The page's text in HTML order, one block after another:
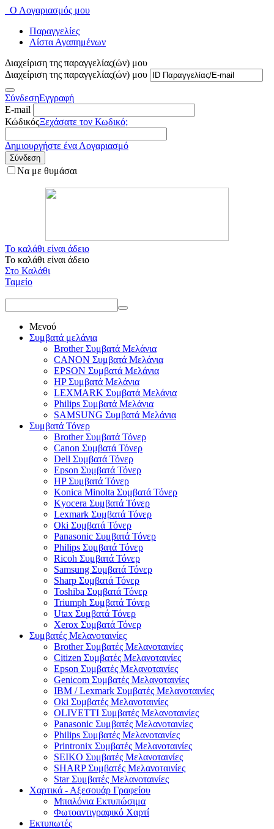
Ο Λογαριασμός μου
Παραγγελίες
Λίστα Αγαπημένων
Διαχείριση της παραγγελίας(ών) μου
Διαχείριση της παραγγελίας(ών) μου
ΣύνδεσηΕγγραφή
E-mail
ΚώδικόςΞεχάσατε τον Κωδικό;
Δημιουργήστε ένα Λογαριασμό
Σύνδεση
Να με θυμάσαι
Το καλάθι είναι άδειο
Το καλάθι είναι άδειο
Στο Καλάθι
Ταμείο
Μενού
Συμβατά μελάνια
Brother Συμβατά Μελάνια
CANON Συμβατά Μελάνια
EPSON Συμβατά Μελάνια
HP Συμβατά Μελάνια
LEXMARK Συμβατά Μελάνια
Philips Συμβατά Μελάνια
SAMSUNG Συμβατά Μελάνια
Συμβατά Τόνερ
Brother Συμβατά Τόνερ
Canon Συμβατά Τόνερ
Dell Συμβατά Τόνερ
Epson Συμβατά Τόνερ
HP Συμβατά Τόνερ
Konica Minolta Συμβατά Τόνερ
Kyocera Συμβατά Τόνερ
Lexmark Συμβατά Τόνερ
Oki Συμβατά Τόνερ
Panasonic Συμβατά Τόνερ
Philips Συμβατά Τόνερ
Ricoh Συμβατά Τόνερ
Samsung Συμβατά Τόνερ
Sharp Συμβατά Τόνερ
Toshiba Συμβατά Τόνερ
Triumph Συμβατά Τόνερ
Utax Συμβατά Τόνερ
Xerox Συμβατά Τόνερ
Συμβατές Μελανοταινίες
Brother Συμβατές Μελανοταινίες
Citizen Συμβατές Μελανοταινίες
Epson Συμβατές Μελανοταινίες
Genicom Συμβατές Μελανοταινίες
IBM / Lexmark Συμβατές Μελανοταινίες
Oki Συμβατές Μελανοταινίες
OLIVETTI Συμβατές Μελανοταινίες
Panasonic Συμβατές Μελανοταινίες
Philips Συμβατές Μελανοταινίες
Printronix Συμβατές Μελανοταινίες
SEIKO Συμβατές Μελανοταινίες
SHARP Συμβατές Μελανοταινίες
Star Συμβατές Μελανοταινίες
Χαρτικά - Αξεσουάρ Γραφείου
Μπαλόνια Εκτυπώσιμα
Φωτοαντιγραφικό Χαρτί
Εκτυπωτές